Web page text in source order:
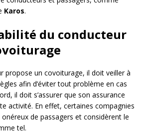
Karos.
du conducteur
propose un covoiturage, il doit veiller à
afin d’éviter tout problème en cas
il doit s’assurer que son assurance
activité. En effet, certaines compagnies
de passagers et considèrent le
tel.